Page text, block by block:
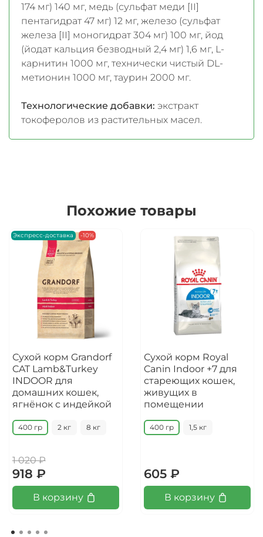
174 мг) 140 мг, медь (сульфат меди [II]
пентагидрат 47 мг) 12 мг, железо (сульфат
железа [II] моногидрат 304 мг) 100 мг, йод
(йодат кальция безводный 2,4 мг) 1,6 мг, L-
карнитин 1000 мг, технически чистый DL-
метионин 1000 мг, таурин 2000 мг.
Технологические добавки: экстракт
токоферолов из растительных масел.
Похожие товары
Экспресс-доставка -10%
Сухой корм Grandorf
CAT Lamb&Turkey
INDOOR для
домашних кошек,
ягнёнок с индейкой
400 гр 2 кг 8 кг
1 020 ₽
918 ₽
В корзину
Сухой корм Royal
Canin Indoor +7 для
стареющих кошек,
живущих в
помещении
400 гр 1,5 кг
605 ₽
В корзину